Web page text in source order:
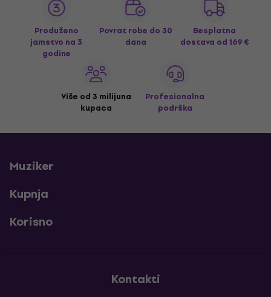
Produženo
jamstvo na 3
godine
Povrat robe do 30
dana
Besplatna
dostava od 169 €
Više od 3 milijuna
kupaca
Profesionalna
podrška
Muziker
Kupnja
Korisno
Kontakti